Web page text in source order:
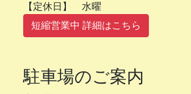
【定休日】 水曜
短縮営業中 詳細はこちら
駐車場のご案内